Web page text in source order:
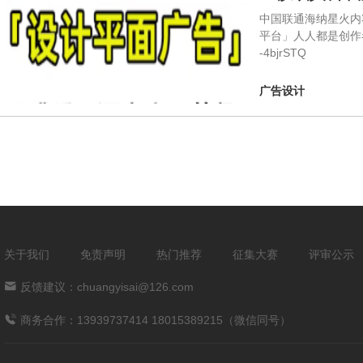
中国联通海纳星火
平台」人人都是创
-4bjrSTQ
广告设计
关于我们 免责声明 热门推荐 征集大赛 评审公示
反馈建议：chuangyisai@126.com
商务合作：13939737414 18015389215（微信同号）